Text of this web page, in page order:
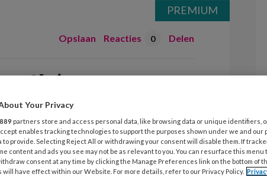
Opslaan Reacties 0 Delen
van Kinderopvang Hiep Hooi in
met twee 0-3 groepen,
2 bso-groepen. ‘We zijn hier zo
PREMIUM
Your Privacy
889 partners store and access personal data, like browsing data or unique identifiers,
enables tracking technologies to support the purposes shown under we and our
to provide. Selecting Reject All or withdrawing your consent will disable them. If
content and ads you see may not be as relevant to you. You can resurface this menu
consent at any time by clicking the Manage Preferences link on the bottom of
will have effect within our Website. For more details, refer to our Privacy Policy.